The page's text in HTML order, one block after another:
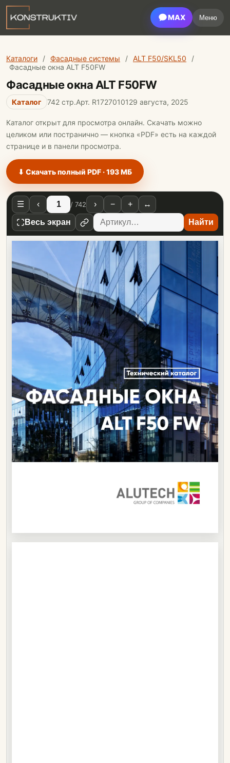
MAX Меню
Каталоги / Фасадные системы / ALT F50/SKL50
/
Фасадные окна ALT F50FW
Фасадные окна ALT F50FW
Каталог 742 стр.Арт. R1727010129 августа, 2025
Каталог открыт для просмотра онлайн. Скачать можно
целиком или постранично — кнопка «PDF» есть на каждой
странице и в панели просмотра.
⬇ Скачать полный PDF · 193 МБ
☰ ‹ / 742 › − + ↔
Весь экран Найти